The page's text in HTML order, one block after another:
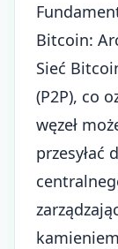
Bitcoin:
Sieć
(P2P), co
węzeł
przesyłać